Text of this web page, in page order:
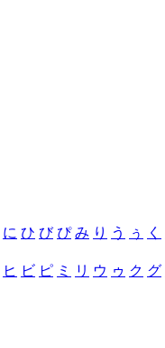
に ひ び ぴ み り う ぅ く
ヒ ビ ピ ミ リ ウ ゥ ク グ